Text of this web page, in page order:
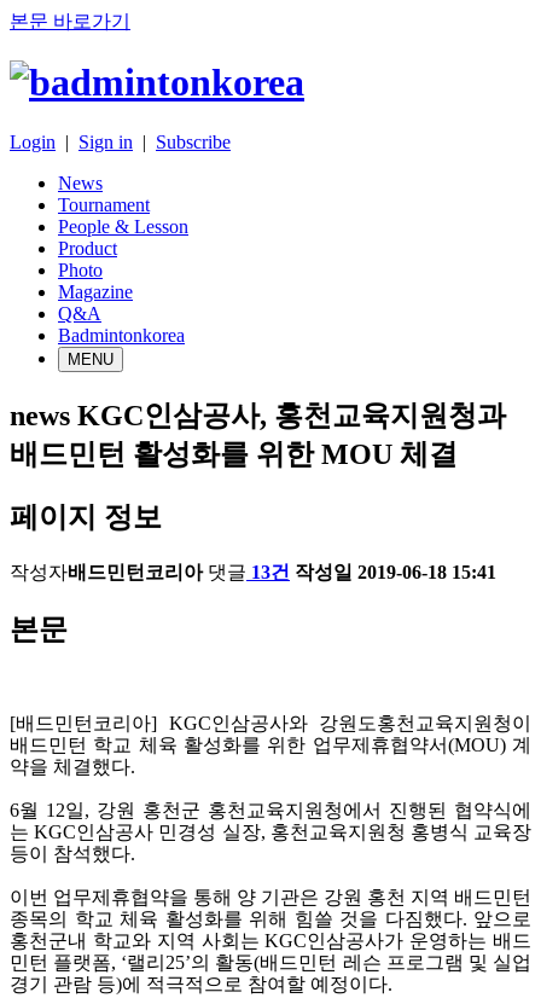
본문 바로가기
Login | Sign in | Subscribe
News
Tournament
People & Lesson
Product
Photo
Magazine
Q&A
Badmintonkorea
MENU
news KGC인삼공사, 홍천교육지원청과
배드민턴 활성화를 위한 MOU 체결
페이지 정보
작성자배드민턴코리아 댓글 13건 작성일 2019-06-18 15:41
본문
[배드민턴코리아] KGC인삼공사와 강원도홍천교육지원청이
배드민턴 학교 체육 활성화를 위한 업무제휴협약서(MOU) 계
약을 체결했다.
6월 12일, 강원 홍천군 홍천교육지원청에서 진행된 협약식에
는 KGC인삼공사 민경성 실장, 홍천교육지원청 홍병식 교육장
등이 참석했다.
이번 업무제휴협약을 통해 양 기관은 강원 홍천 지역 배드민턴
종목의 학교 체육 활성화를 위해 힘쓸 것을 다짐했다. 앞으로
홍천군내 학교와 지역 사회는 KGC인삼공사가 운영하는 배드
민턴 플랫폼, ‘랠리25’의 활동(배드민턴 레슨 프로그램 및 실업
경기 관람 등)에 적극적으로 참여할 예정이다.